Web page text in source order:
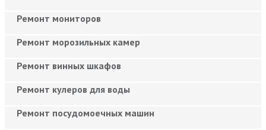
Ремонт мониторов
Ремонт морозильных камер
Ремонт винных шкафов
Ремонт кулеров для воды
Ремонт посудомоечных машин